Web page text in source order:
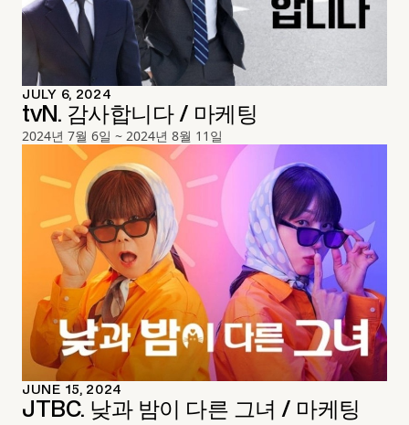
JULY 6, 2024
tvN. 감사합니다 / 마케팅
2024년 7월 6일 ~ 2024년 8월 11일
JUNE 15, 2024
JTBC. 낮과 밤이 다른 그녀 / 마케팅